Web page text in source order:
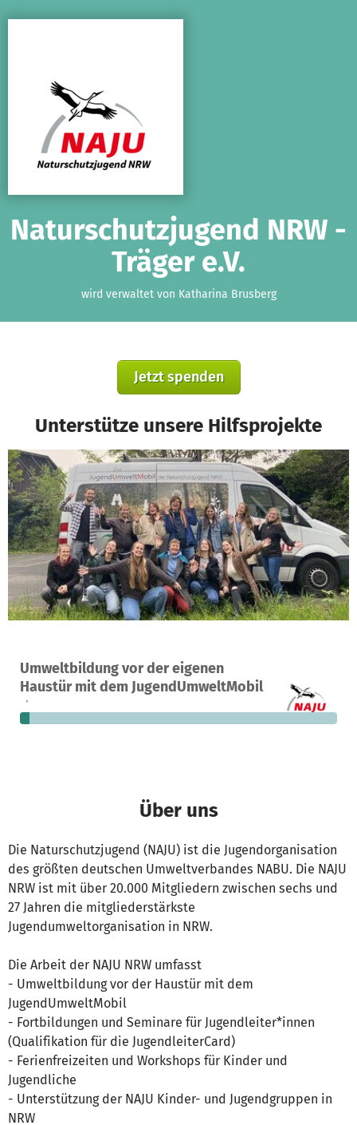
Naturschutzjugend NRW -
Träger e.V.
wird verwaltet von Katharina Brusberg
Jetzt spenden
Unterstütze unsere Hilfsprojekte
Umweltbildung vor der eigenen
Haustür mit dem JugendUmweltMobil
Ein Projekt in Düsseldorf, Deutschland
2 3 %
finanziert
18.557 €
fehlen noch
Über uns
Die Naturschutzjugend (NAJU) ist die Jugendorganisation
des größten deutschen Umweltverbandes NABU. Die NAJU
NRW ist mit über 20.000 Mitgliedern zwischen sechs und
27 Jahren die mitgliederstärkste
Jugendumweltorganisation in NRW.
Die Arbeit der NAJU NRW umfasst
- Umweltbildung vor der Haustür mit dem
JugendUmweltMobil
- Fortbildungen und Seminare für Jugendleiter*innen
(Qualifikation für die JugendleiterCard)
- Ferienfreizeiten und Workshops für Kinder und
Jugendliche
- Unterstützung der NAJU Kinder- und Jugendgruppen in
NRW